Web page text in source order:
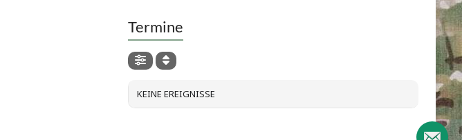
Termine
KEINE EREIGNISSE